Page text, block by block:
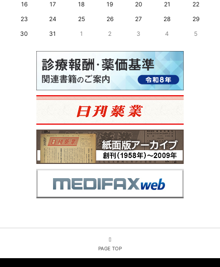
16
17 18 19 20 21
22
23
24 25 26 27 28
29
30
31 1 2 3 4 5
PAGE TOP